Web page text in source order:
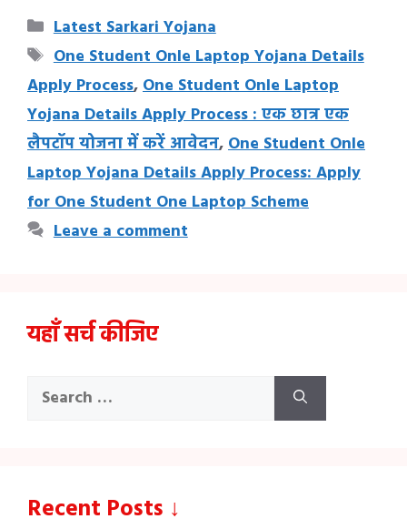
Categories
Latest Sarkari Yojana
Tags
One Student Onle Laptop Yojana Details
Apply Process,One Student Onle Laptop
Yojana Details Apply Process : एक छात्र एक
लैपटॉप योजना में करें आवेदन,One Student Onle
Laptop Yojana Details Apply Process: Apply
for One Student One Laptop Scheme
Leave a comment
यहाँ सर्च कीजिए
Search
Recent Posts ↓